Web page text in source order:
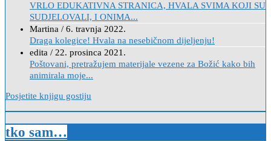
VRLO EDUKATIVNA STRANICA, HVALA SVIMA KOJI SU
SUDJELOVALI, I ONIMA...
Martina / 6. travnja 2022.
Draga kolegice! Hvala na nesebičnom dijeljenju!
edita / 22. prosinca 2021.
Poštovani, pretražujem materijale vezene za Božić kako bih
animirala moje...
Posjetite knjigu gostiju
tko sam…